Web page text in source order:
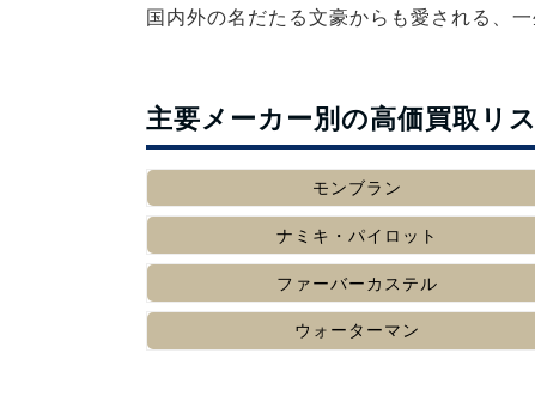
国内外の名だたる文豪からも愛される、
主要メーカー別の高価買取リ
モンブラン
ナミキ・パイロット
ファーバーカステル
ウォーターマン